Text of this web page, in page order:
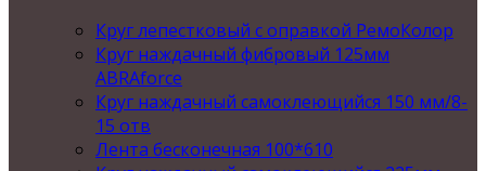
Круг лепестковый с оправкой РемоКолор
Круг наждачный фибровый 125мм
ABRAforce
Круг наждачный самоклеющийся 150 мм/8-
15 отв
Лента бесконечная 100*610